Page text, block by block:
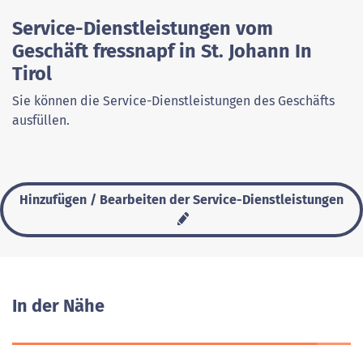
Service-Dienstleistungen vom
Geschäft fressnapf in St. Johann In
Tirol
Sie können die Service-Dienstleistungen des Geschäfts
ausfüllen.
Hinzufügen / Bearbeiten der Service-Dienstleistungen
In der Nähe